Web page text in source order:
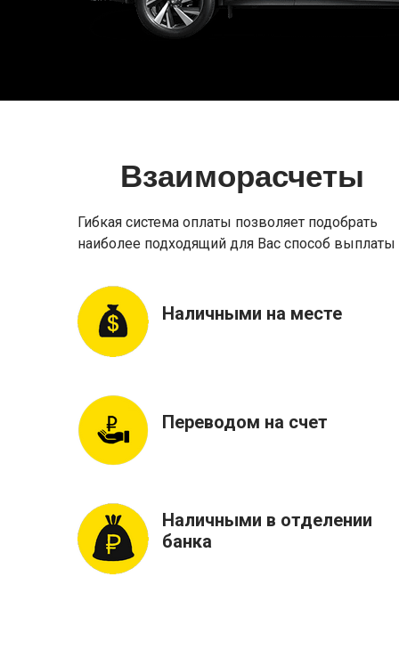
Взаиморасчеты
Гибкая система оплаты позволяет подобрать
наиболее подходящий для Вас способ выплаты
Наличными на месте
Переводом на счет
Наличными в отделении
банка